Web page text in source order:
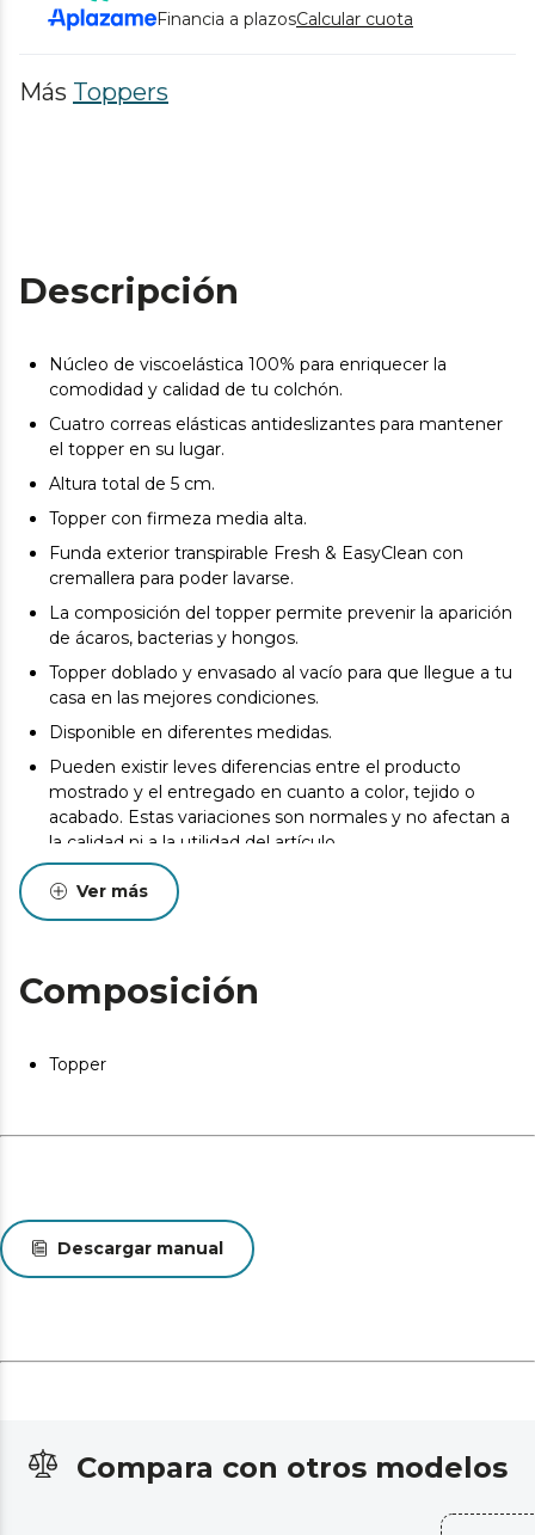
Financia a plazosCalcular cuota
Más Toppers
Descripción
Núcleo de viscoelástica 100% para enriquecer la
comodidad y calidad de tu colchón.
Cuatro correas elásticas antideslizantes para mantener
el topper en su lugar.
Altura total de 5 cm.
Topper con firmeza media alta.
Funda exterior transpirable Fresh & EasyClean con
cremallera para poder lavarse.
La composición del topper permite prevenir la aparición
de ácaros, bacterias y hongos.
Topper doblado y envasado al vacío para que llegue a tu
casa en las mejores condiciones.
Disponible en diferentes medidas.
Pueden existir leves diferencias entre el producto
mostrado y el entregado en cuanto a color, tejido o
acabado. Estas variaciones son normales y no afectan a
la calidad ni a la utilidad del artículo.
Ver más
Composición
Topper
Descargar manual
Compara con otros modelos